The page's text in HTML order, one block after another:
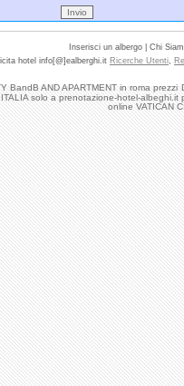
BandB AND APARTMENT in roma prezzi
solo a prenotazione-hotel-
online VATICAN
Inserisci un albergo | Chi
hotel info[@]ealberghi.it Ricerche Utenti,